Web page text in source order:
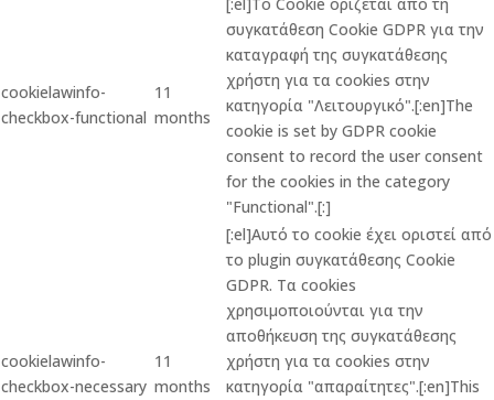
cookielawinfo-
checkbox-functional
11
months
[:el]Το Cookie ορίζεται από τη
συγκατάθεση Cookie GDPR για την
καταγραφή της συγκατάθεσης
χρήστη για τα cookies στην
κατηγορία "Λειτουργικό".[:en]The
cookie is set by GDPR cookie
consent to record the user consent
for the cookies in the category
"Functional".[:]
cookielawinfo-
checkbox-necessary
11
months
[:el]Αυτό το cookie έχει οριστεί από
το plugin συγκατάθεσης Cookie
GDPR. Τα cookies
χρησιμοποιούνται για την
αποθήκευση της συγκατάθεσης
χρήστη για τα cookies στην
κατηγορία "απαραίτητες".[:en]This